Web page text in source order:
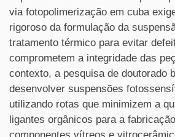
via fotopolimerização em cuba
rigoroso da formulação da
tratamento térmico para evitar
comprometem a integridade das
contexto, a pesquisa de doutorado
desenvolver suspensões
utilizando rotas que minimizem a
ligantes orgânicos para a